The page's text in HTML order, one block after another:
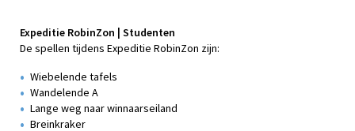
Expeditie RobinZon | Studenten
De spellen tijdens Expeditie RobinZon zijn:
Wiebelende tafels
Wandelende A
Lange weg naar winnaarseiland
Breinkraker